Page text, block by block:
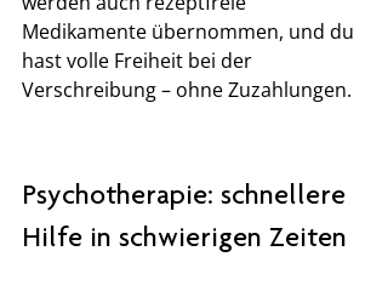
Medikamente übernommen, und du
hast volle Freiheit bei der
Verschreibung – ohne Zuzahlungen.
Psychotherapie: schnellere
Hilfe in schwierigen Zeiten